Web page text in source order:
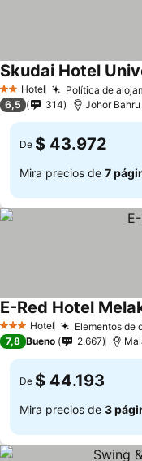
2 Estrellas
Hotel Política de
Skudai Hotel
6,5 314 Johor Bahru
De $ 43.972
Mira precios de 7
3 Estrellas
Hotel Elementos de
E-Red Hotel
7,8 Bueno 2.667
De $ 44.193
Mira precios de 3